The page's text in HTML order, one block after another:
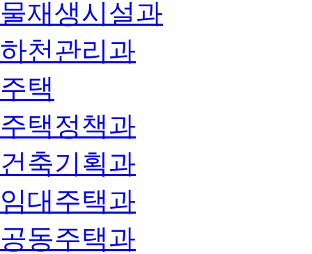
물재생시설과
하천관리과
주택
주택정책과
건축기획과
임대주택과
공동주택과